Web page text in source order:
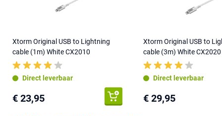
Xtorm Original USB to Lightning
cable (1m) White CX2010
Direct leverbaar
€ 23,95
Xtorm Original USB to
cable (3m) White CX2020
Direct leverbaar
€ 29,95